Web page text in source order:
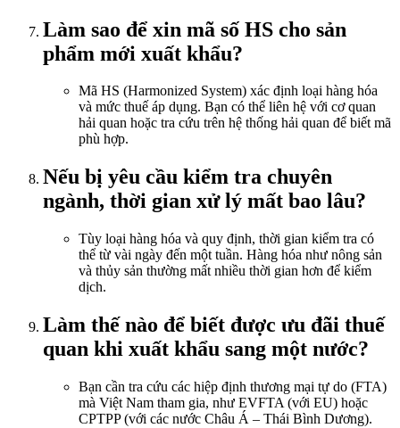
Làm sao để xin mã số HS cho sản
phẩm mới xuất khẩu?
Mã HS (Harmonized System) xác định loại hàng hóa
và mức thuế áp dụng. Bạn có thể liên hệ với cơ quan
hải quan hoặc tra cứu trên hệ thống hải quan để biết mã
phù hợp.
Nếu bị yêu cầu kiểm tra chuyên
ngành, thời gian xử lý mất bao lâu?
Tùy loại hàng hóa và quy định, thời gian kiểm tra có
thể từ vài ngày đến một tuần. Hàng hóa như nông sản
và thủy sản thường mất nhiều thời gian hơn để kiểm
dịch.
Làm thế nào để biết được ưu đãi thuế
quan khi xuất khẩu sang một nước?
Bạn cần tra cứu các hiệp định thương mại tự do (FTA)
mà Việt Nam tham gia, như EVFTA (với EU) hoặc
CPTPP (với các nước Châu Á – Thái Bình Dương).